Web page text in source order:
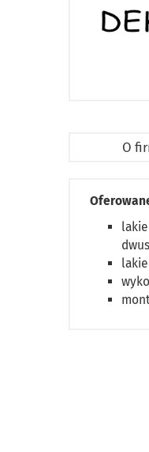
O